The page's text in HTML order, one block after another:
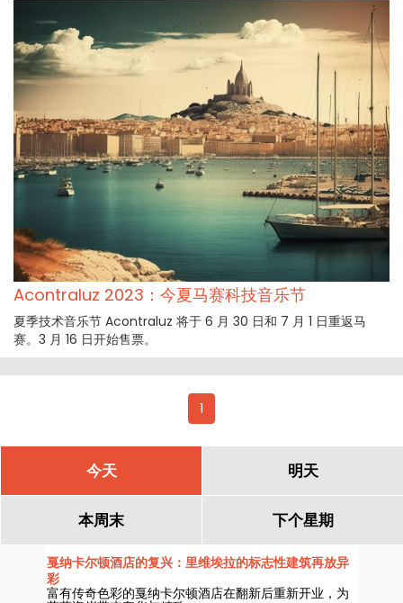
Acontraluz 2023：今夏马赛科技音乐节
夏季技术音乐节 Acontraluz 将于 6 月 30 日和 7 月 1 日重返马
赛。3 月 16 日开始售票。
1
今天 明天
本周末 下个星期
戛纳卡尔顿酒店的复兴：里维埃拉的标志性建筑再放异
彩
富有传奇色彩的戛纳卡尔顿酒店在翻新后重新开业，为